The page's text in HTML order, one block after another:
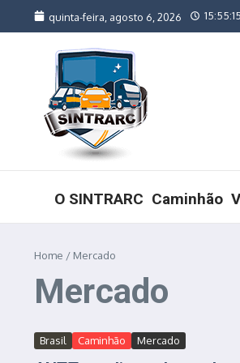
Ir para o conteúdo
quinta-feira, agosto 6, 2026 15:55:15
O SINTRARC Caminhão
Home / Mercado
Mercado
Brasil Caminhão Mercado